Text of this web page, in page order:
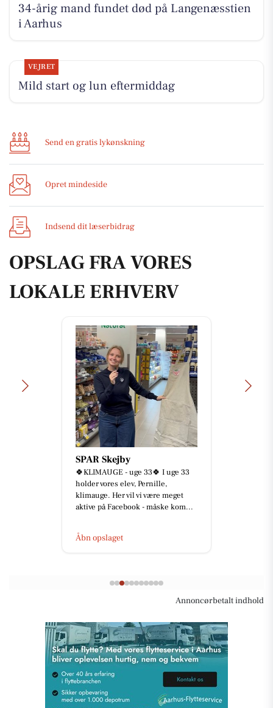
34-årig mand fundet død på Langenæsstien
i Aarhus
VEJRET
Mild start og lun eftermiddag
Send en gratis lykønskning
Opret mindeside
Indsend dit læserbidrag
OPSLAG FRA VORES
LOKALE ERHVERV
SPAR Skejby
🍀KLIMAUGE - uge 33🍀 I uge 33
holder vores elev, Pernille,
klimauge. Her vil vi være meget
aktive på Facebook - måske kom...
Åbn opslaget
Annoncørbetalt indhold